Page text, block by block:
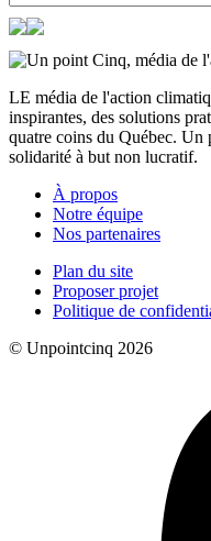
LE média de l'action
inspirantes, des solutions
quatre coins du Québec. Un
solidarité à but non lucratif.
À propos
Notre équipe
Nos partenaires
Plan du site
Proposer projet
Politique de
© Unpointcinq 2026